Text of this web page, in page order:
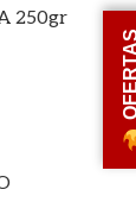
250gr